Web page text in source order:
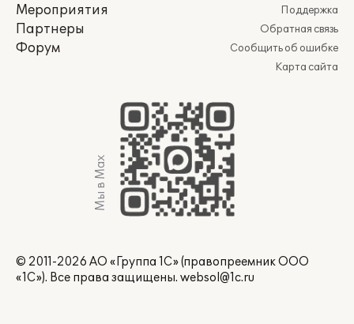
Мероприятия
Партнеры
Форум
Поддержка
Обратная связь
Сообщить об ошибке
Карта сайта
Мы в Max
© 2011-2026 АО «Группа 1С» (правопреемник ООО
«1С»). Все права защищены. websol@1c.ru